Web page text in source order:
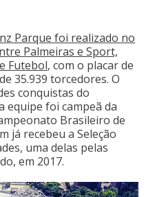
Parque foi realizado no
Palmeiras e Sport,
Futebol, com o placar de
35.939 torcedores. O
conquistas do
equipe foi campeã da
Brasileiro de
já recebeu a Seleção
uma delas pelas
em 2017.